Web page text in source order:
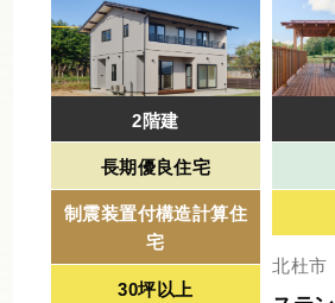
2階建
長期優良住宅
制震装置付構造計算住
宅
30坪以上
北杜